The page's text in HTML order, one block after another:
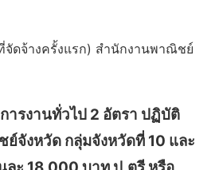
จัดจ้างครั้งแรก) สำนักงานพาณิชย์
ารงานทั่วไป 2 อัตรา ปฏิบัติ
จังหวัด กลุ่มจังหวัดที่ 10 และ